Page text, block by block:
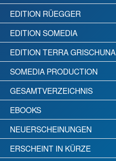
EDITION RÜEGGER
EDITION SOMEDIA
EDITION TERRA GRISCHUNA
SOMEDIA PRODUCTION
GESAMTVERZEICHNIS
EBOOKS
NEUERSCHEINUNGEN
ERSCHEINT IN KÜRZE